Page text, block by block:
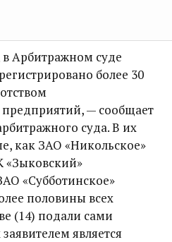
Арбитражном суде
более 30
предприятий, — сообщает
суда. В их
как ЗАО «Никольское»
«Зыковский»
«Субботинское»
половины всех
(14) подали сами
является